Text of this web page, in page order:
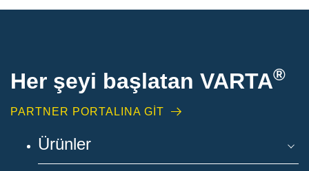
Her şeyi başlatan VARTA®
PARTNER PORTALINA GİT
Ürünler